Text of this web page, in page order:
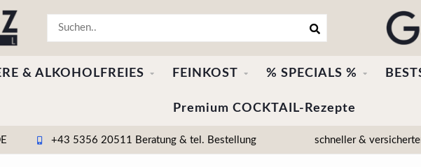
& ALKOHOLFREIES FEINKOST % SPECIALS %
Premium COCKTAIL-Rezepte
+43 5356 20511 Beratung & tel. Bestellung schneller &